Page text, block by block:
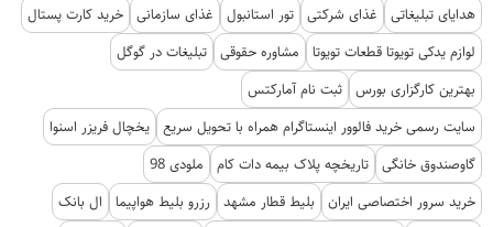
هدایای تبلیغاتی
غذای شرکتی تور استانبول غذای سازمانی خرید کارت پستال
لوازم یدکی تویوتا قطعات تویوتا
مشاوره حقوقی تبلیغات در گوگل
بهترین کارگزاری بورس ثبت نام آمارکتس
سایت رسمی خرید فالوور اینستاگرام همراه با تحویل سریع یخچال فریزر اسنوا
گاوصندوق خانگی تاریخچه پلاک بیمه دات کام
ملودی 98
خرید سرور اختصاصی ایران
بلیط قطار مشهد رزرو بلیط هواپیما ال بانک